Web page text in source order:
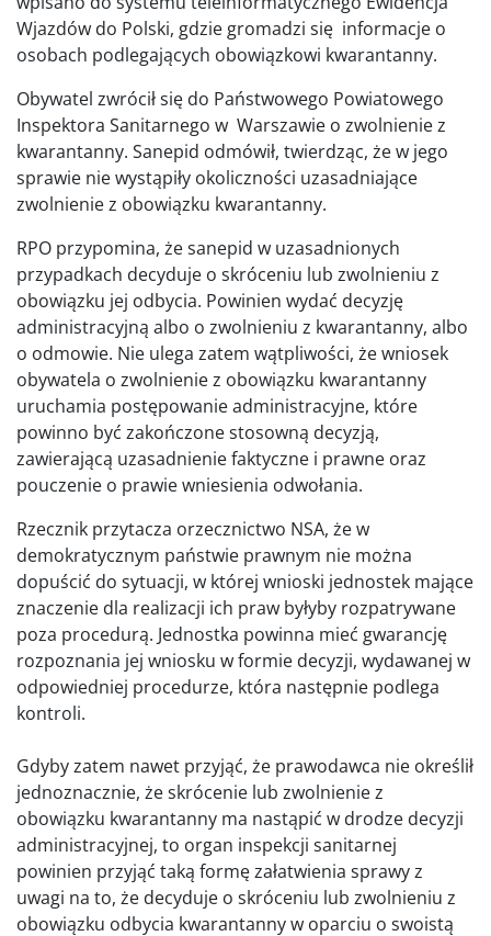
Wjazdów do Polski, gdzie gromadzi się informacje o
osobach podlegających obowiązkowi kwarantanny.
Obywatel zwrócił się do Państwowego Powiatowego
Inspektora Sanitarnego w Warszawie o zwolnienie z
kwarantanny. Sanepid odmówił, twierdząc, że w jego
sprawie nie wystąpiły okoliczności uzasadniające
zwolnienie z obowiązku kwarantanny.
RPO przypomina, że sanepid w uzasadnionych
przypadkach decyduje o skróceniu lub zwolnieniu z
obowiązku jej odbycia. Powinien wydać decyzję
administracyjną albo o zwolnieniu z kwarantanny, albo
o odmowie. Nie ulega zatem wątpliwości, że wniosek
obywatela o zwolnienie z obowiązku kwarantanny
uruchamia postępowanie administracyjne, które
powinno być zakończone stosowną decyzją,
zawierającą uzasadnienie faktyczne i prawne oraz
pouczenie o prawie wniesienia odwołania.
Rzecznik przytacza orzecznictwo NSA, że w
demokratycznym państwie prawnym nie można
dopuścić do sytuacji, w której wnioski jednostek mające
znaczenie dla realizacji ich praw byłyby rozpatrywane
poza procedurą. Jednostka powinna mieć gwarancję
rozpoznania jej wniosku w formie decyzji, wydawanej w
odpowiedniej procedurze, która następnie podlega
kontroli.
Gdyby zatem nawet przyjąć, że prawodawca nie określił
jednoznacznie, że skrócenie lub zwolnienie z
obowiązku kwarantanny ma nastąpić w drodze decyzji
administracyjnej, to organ inspekcji sanitarnej
powinien przyjąć taką formę załatwienia sprawy z
uwagi na to, że decyduje o skróceniu lub zwolnieniu z
obowiązku odbycia kwarantanny w oparciu o swoistą